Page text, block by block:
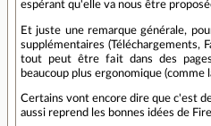
espérant qu'elle va nous être
Et juste une remarque générale,
supplémentaires (Téléchargements,
tout peut être fait dans des
beaucoup plus ergonomique (comme
Certains vont encore dire que c'est
aussi reprend les bonnes idées de